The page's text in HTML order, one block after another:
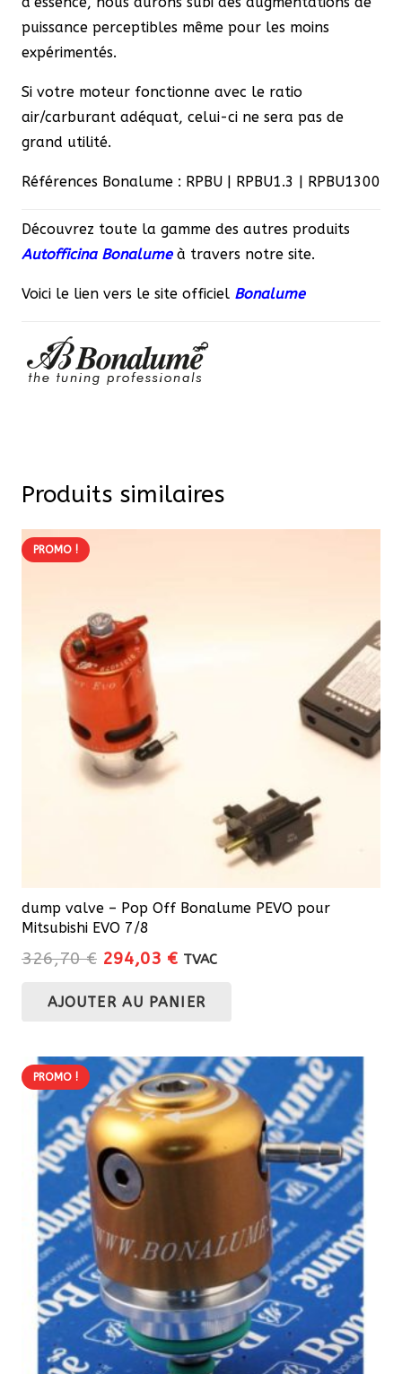
puissance perceptibles même pour les moins
expérimentés.
Si votre moteur fonctionne avec le ratio
air/carburant adéquat, celui-ci ne sera pas de
grand utilité.
Références Bonalume : RPBU | RPBU1.3 | RPBU1300
Découvrez toute la gamme des autres produits
Autofficina Bonalume à travers notre site.
Voici le lien vers le site officiel Bonalume
Produits similaires
PROMO !
dump valve – Pop Off Bonalume PEVO pour
Mitsubishi EVO 7/8
326,70€ Le
initial
294,03 €Le
actuel
TVAC
AJOUTER AU PANIER
PROMO !